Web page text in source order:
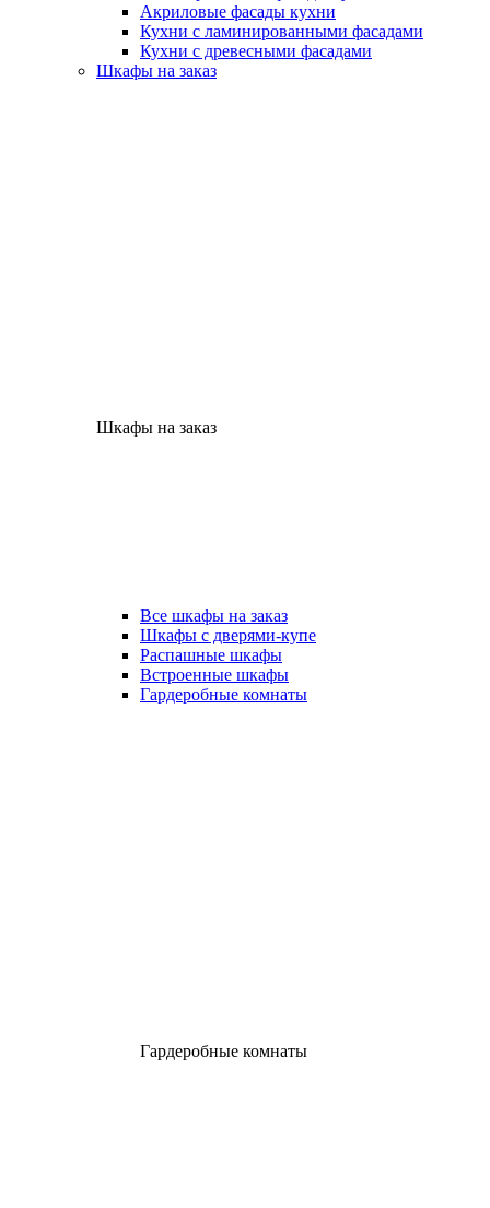
Акриловые фасады кухни
Кухни с ламинированными фасадами
Кухни с древесными фасадами
Шкафы на заказ
Шкафы на заказ
Все шкафы на заказ
Шкафы с дверями-купе
Распашные шкафы
Встроенные шкафы
Гардеробные комнаты
Гардеробные комнаты